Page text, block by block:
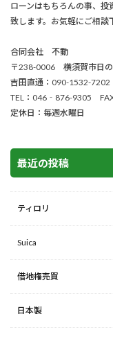
ローンはもちろんの事、
致します。お気軽にご相談
合同会社 不動
〒238-0006 横須賀市日
吉田直通：090-1532-7202
TEL：046‐876-9305
定休日：毎週水曜日
最近の投稿
ティロリ
Suica
借地権売買
日本製